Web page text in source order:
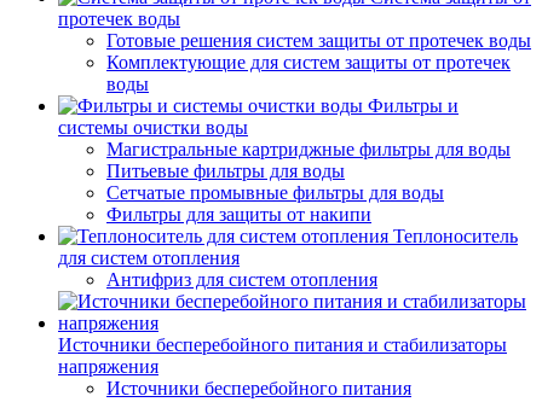
протечек воды
Готовые решения систем защиты от протечек воды
Комплектующие для систем защиты от протечек
воды
Фильтры и
системы очистки воды
Магистральные картриджные фильтры для воды
Питьевые фильтры для воды
Сетчатые промывные фильтры для воды
Фильтры для защиты от накипи
Теплоноситель
для систем отопления
Антифриз для систем отопления
Источники бесперебойного питания и стабилизаторы
напряжения
Источники бесперебойного питания